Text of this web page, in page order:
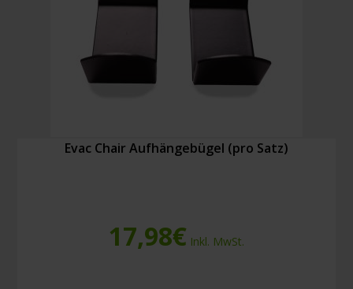
Evac Chair Aufhängebügel (pro Satz)
17,98€ Inkl. MwSt.